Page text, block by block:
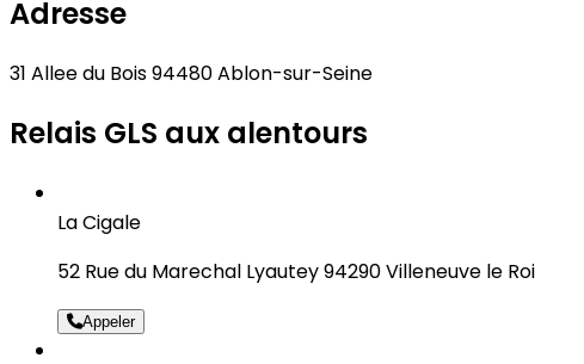
Adresse
31 Allee du Bois 94480 Ablon-sur-Seine
Relais GLS aux alentours
La Cigale
52 Rue du Marechal Lyautey 94290 Villeneuve le Roi
Appeler